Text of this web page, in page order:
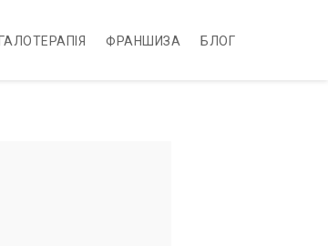
ГАЛОТЕРАПІЯ ФРАНШИЗА БЛОГ